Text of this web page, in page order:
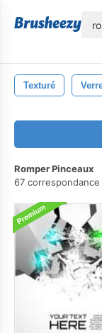
Texturé
Romper Pinceaux
67